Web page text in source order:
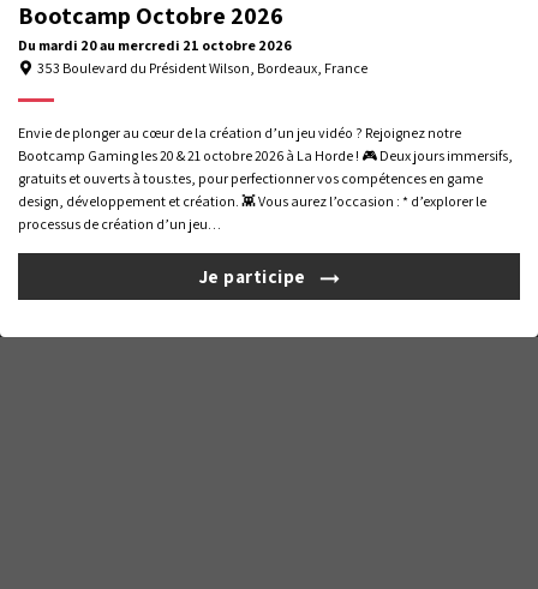
Bootcamp Octobre 2026
Du mardi 20au mercredi 21 octobre 2026
353 Boulevard du Président Wilson, Bordeaux, France
Envie de plonger au cœur de la création d’un jeu vidéo ? Rejoignez notre
Bootcamp Gaming les 20 & 21 octobre 2026 à La Horde ! 🎮 Deux jours immersifs,
gratuits et ouverts à tous.tes, pour perfectionner vos compétences en game
design, développement et création. 👾 Vous aurez l’occasion : * d’explorer le
processus de création d’un jeu…
Je participe
Gérer la confidentialité Mentions légales Formations professionnelles
Livret
d'accueil
Certificat
Qualiopi
contacter pour organiser votre accueil dans les meilleures conditions.
Nous utilisons des cookies pour vous offrir la meilleure expérience
sur notre site. Pour en savoir plus sur les cookies utilisés, gérez
vos
préférences . Pour plus d'informations,
consultez notre
politique de confidentialité
Tout accepter
Tout refuser